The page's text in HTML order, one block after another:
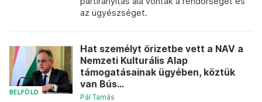
az ügyészséget.
BELFÖLD
Hat személyt őrizetbe vett a NAV a
Nemzeti Kulturális Alap
támogatásainak ügyében, köztük
van Bús...
Pál Tamás